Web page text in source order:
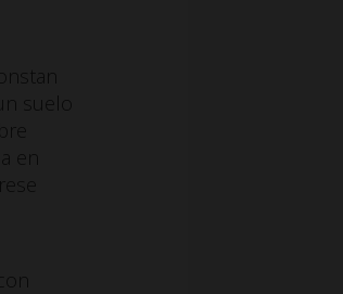
suelo
en